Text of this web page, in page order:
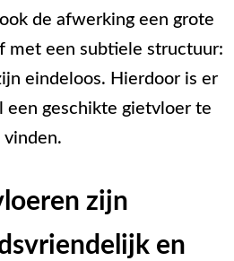
de afwerking een grote
met een subtiele structuur:
eindeloos. Hierdoor is er
een geschikte gietvloer te
vinden.
zijn
en